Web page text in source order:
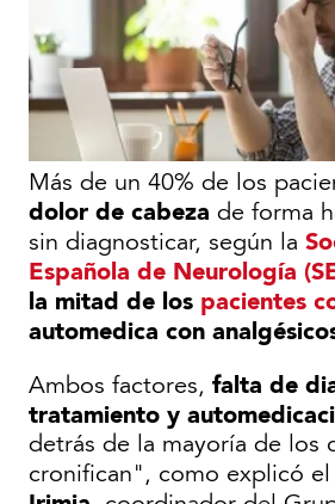
Más de un 40% de los
dolor de cabeza de forma
sin diagnosticar, según la
Española de Neurología
la mitad de los pacientes
automedica con
Ambos factores, falta de
tratamiento y
detrás de la mayoría de los
cronifican", como explicó